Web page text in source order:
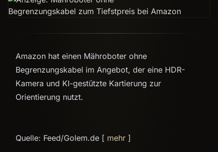
Amazon hat einen Mähroboter ohne
Begrenzungskabel im Angebot, der eine HDR-
Kamera und KI-gestützte Kartierung zur
Orientierung nutzt.
Quelle: Feed/Golem.de [ mehr ]